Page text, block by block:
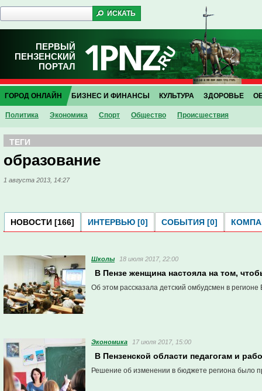
ПЕРВЫЙ
ПЕНЗЕНСКИЙ
ПОРТАЛ
ГОРОД ОНЛАЙН
Политика Экономика Спорт Общество Проиcшествия
БИЗНЕС И ФИНАНСЫ КУЛЬТУРА ЗДОРОВЬЕ
ТЕГИ
образование
1 августа 2013, 14:27
НОВОСТИ [166] ИНТЕРВЬЮ [0] СОБЫТИЯ [0]
Школы 18 июля 2017, 22:00
В Пензе женщина настояла на том,
Об этом рассказала детский омбудсмен в
Экономика 17 июля 2017, 15:00
В Пензенской области педагогам и
Решение об изменении в бюджете региона было